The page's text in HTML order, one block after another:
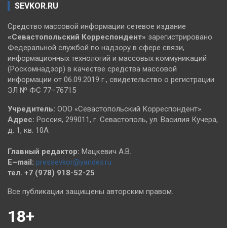
SEVKOR.RU
Средство массовой информации сетевое издание
«Севастопольский Корреспондент» зарегистрировано
Федеральной службой по надзору в сфере связи,
информационных технологий и массовых коммуникаций
(Роскомнадзор) в качестве средства массовой
информации от 06.09.2019 г., свидетельство о регистрации
ЭЛ № ФС 77–76715
Учредитель: ООО «Севастопольский Корреспондент».
Адрес: Россия, 299011, г. Севастополь, ул. Василия Кучера,
д. 1, кв. 10А
Главный редактор: Мацкевич А.В.
E–mail: pressevkor@yandex.ru
тел. +7 (978) 918-52-25
Все публикации защищены авторским правом.
18+